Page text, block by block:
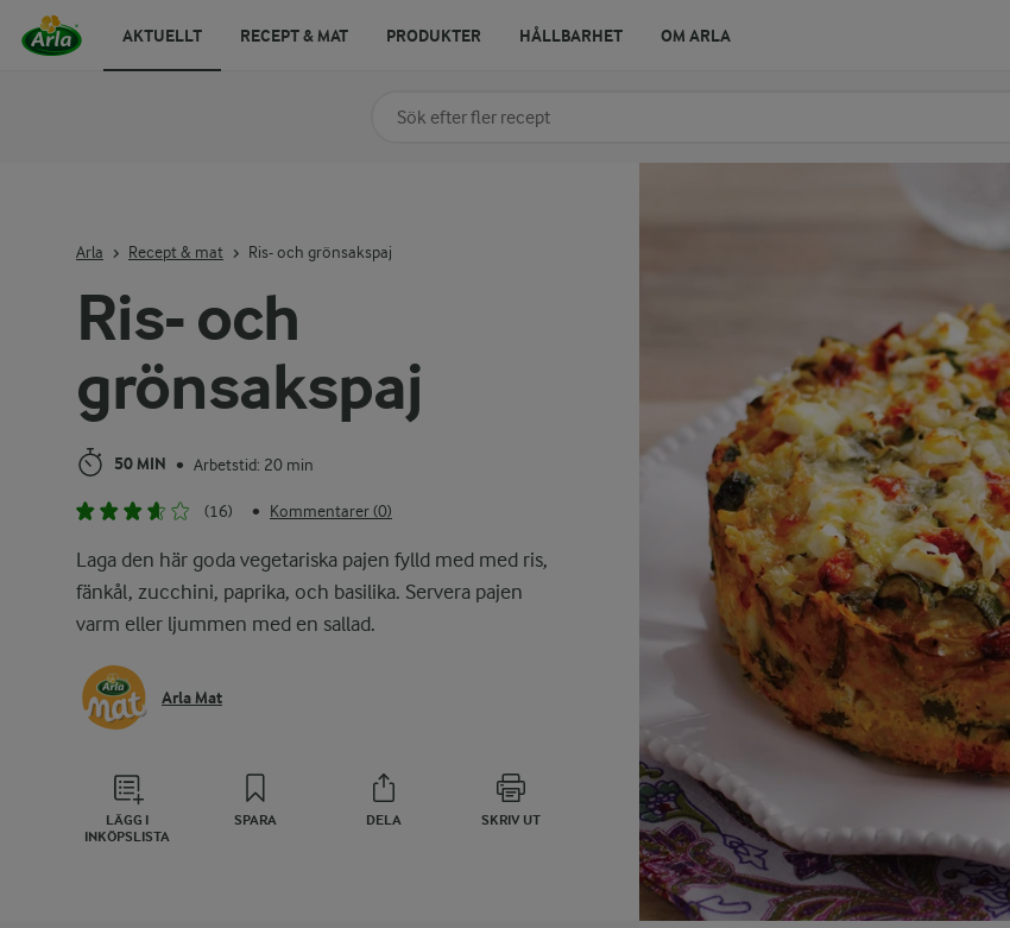
Ris- och
grönsakspaj
50 MIN • Arbetstid: 20 min
(16) • Kommentarer (0)
Laga den här goda vegetariska pajen fylld med med ris,
fänkål, zucchini, paprika, och basilika. Servera pajen
varm eller ljummen med en sallad.
Arla Mat
LÄGG I
INKÖPSLISTA
SPARA DELA SKRIV UT
Arla Recept & mat Ris- och grönsakspaj
Sök på kategori eller ingrediens
AKTUELLT RECEPT & MAT PRODUKTER HÅLLBARHET OM ARLA